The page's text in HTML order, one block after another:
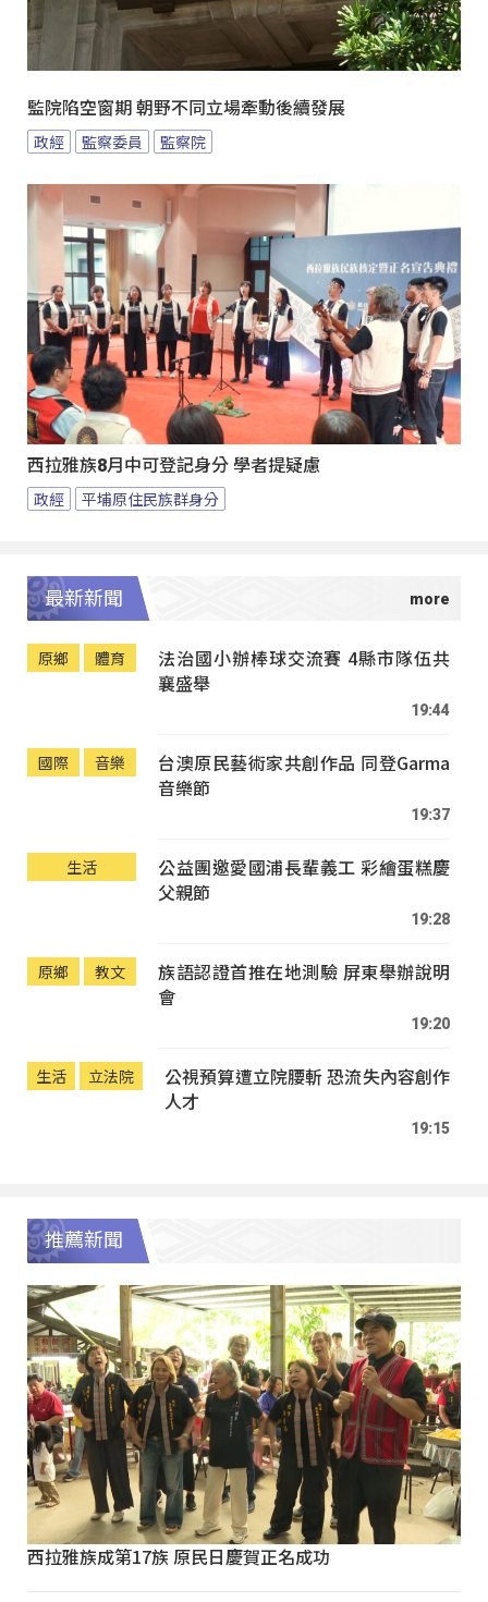
監院陷空窗期 朝野不同立場牽動後續發展
政經 監察委員 監察院
西拉雅族8月中可登記身分 學者提疑慮
政經 平埔原住民族群身分
最新新聞
原鄉 體育
法治國小辦棒球交流賽 4縣市隊伍共
襄盛舉
19:44
國際 音樂
台澳原民藝術家共創作品 同登Garma
音樂節
19:37
生活
公益團邀愛國浦長輩義工 彩繪蛋糕慶
父親節
19:28
原鄉 教文
族語認證首推在地測驗 屏東舉辦說明
會
19:20
生活 立法院
公視預算遭立院腰斬 恐流失內容創作
人才
19:15
推薦新聞
西拉雅族成第17族 原民日慶賀正名成功